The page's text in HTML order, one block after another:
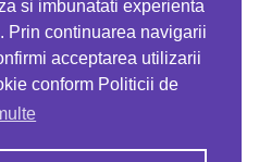
si imbunatati experienta
Prin continuarea navigarii
acceptarea utilizarii
conform Politicii de
comandă folosind codul
acum